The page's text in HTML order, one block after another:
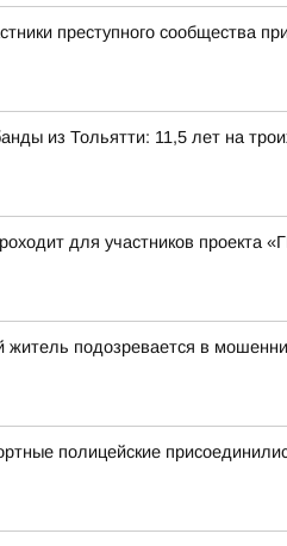
преступного сообщества
из Тольятти: 11,5 лет на
для участников проекта
житель подозревается в
полицейские